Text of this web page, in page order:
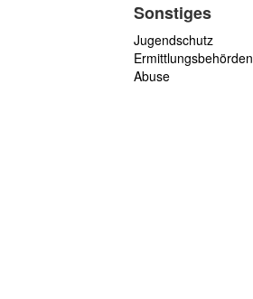
Sonstiges
Jugendschutz
Ermittlungsbehörden
Abuse